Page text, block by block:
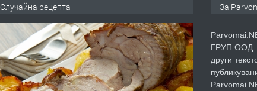
Случайна рецепта За
ГРУП ООД.
други